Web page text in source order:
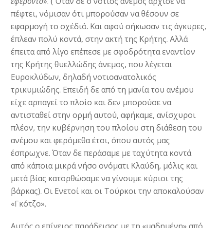
πέφτει, νόμισαν ότι μπορούσαν να θέσουν σε
εφαρμογή το σχέδιό. Και αφού σήκωσαν τις άγκυρες,
έπλεαν πολύ κοντά, στην ακτή της Κρήτης. Αλλά
έπειτα από λίγο επέπεσε με σφοδρότητα εναντίον
της Κρήτης θυελλώδης άνεμος, που λέγεται
Ευροκλύδων, δηλαδή νοτιοανατολικός
τρικυμιώδης. Επειδή δε από τη μανία του ανέμου
είχε αρπαγεί το πλοίο και δεν μπορούσε να
αντισταθεί στην ορμή αυτού, αφήκαμε, ανίσχυροι
πλέον, την κυβέρνηση του πλοίου στη διάθεση του
ανέμου και φερόμεθα έτσι, όπου αυτός μας
έσπρωχνε. Όταν δε περάσαμε με ταχύτητα κοντά
από κάποια μικρά νήσο ονόματι Κλαύδη, μόλις και
μετά βίας κατορθώσαμε να γίνουμε κύριοι της
βάρκας). Οι Ενετοί και οι Τούρκοι την αποκαλούσαν
«Γκότζο».